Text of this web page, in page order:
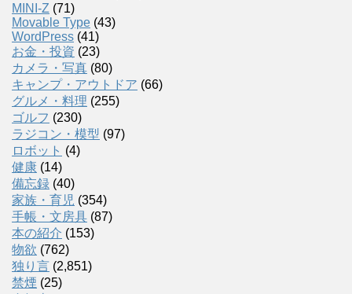
MINI-Z (71)
Movable Type (43)
WordPress (41)
お金・投資 (23)
カメラ・写真 (80)
キャンプ・アウトドア (66)
グルメ・料理 (255)
ゴルフ (230)
ラジコン・模型 (97)
ロボット (4)
健康 (14)
備忘録 (40)
家族・育児 (354)
手帳・文房具 (87)
本の紹介 (153)
物欲 (762)
独り言 (2,851)
禁煙 (25)